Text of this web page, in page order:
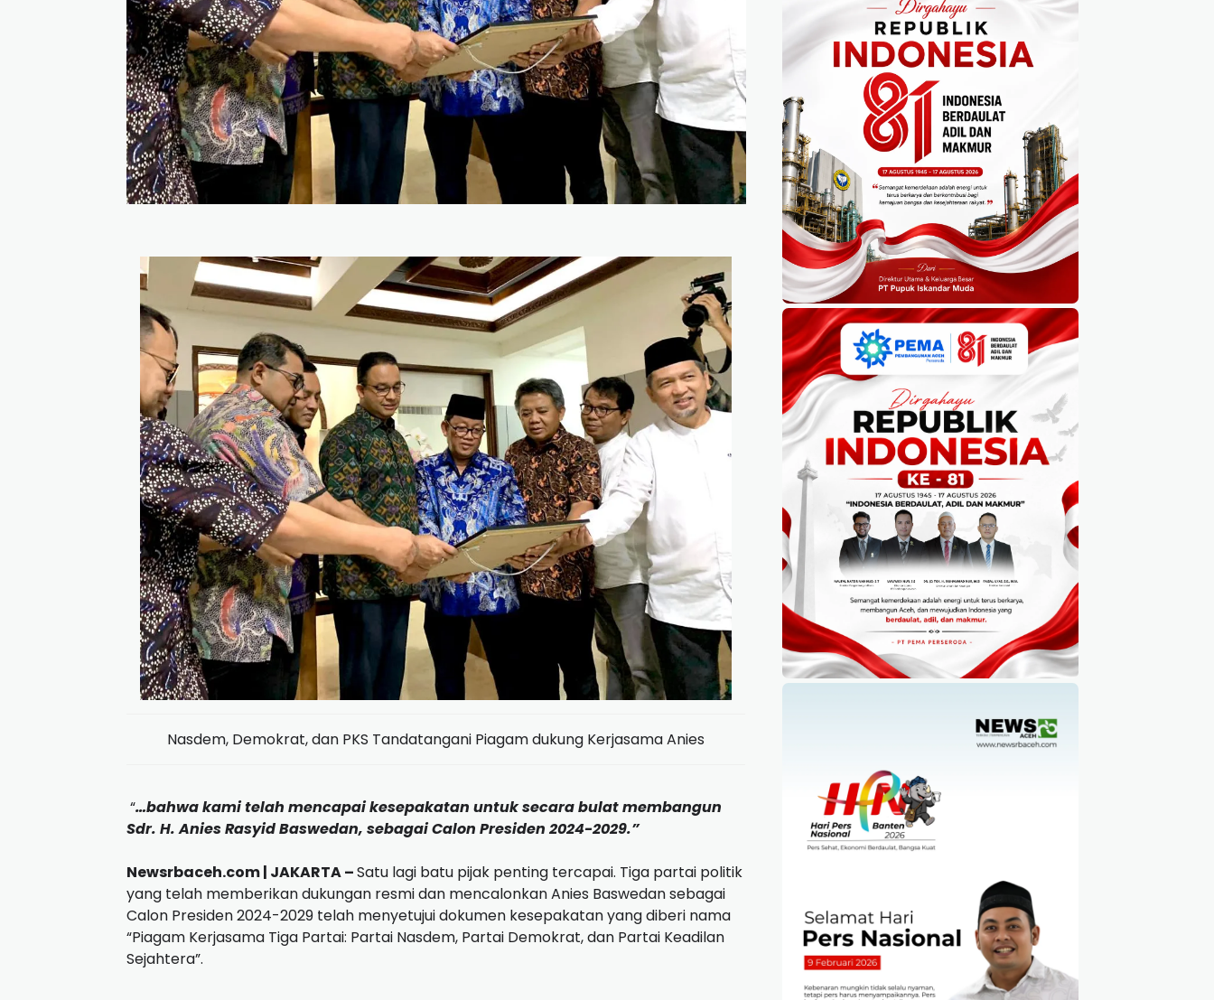
Nasdem, Demokrat, dan PKS Tandatangani Piagam dukung Kerjasama Anies
“…bahwa kami telah mencapai kesepakatan untuk secara bulat membangun
Sdr. H. Anies Rasyid Baswedan, sebagai Calon Presiden 2024-2029.”
Newsrbaceh.com | JAKARTA –Satu lagi batu pijak penting tercapai. Tiga partai politik
yang telah memberikan dukungan resmi dan mencalonkan Anies Baswedan sebagai
Calon Presiden 2024-2029 telah menyetujui dokumen kesepakatan yang diberi nama
“Piagam Kerjasama Tiga Partai: Partai Nasdem, Partai Demokrat, dan Partai Keadilan
Sejahtera”.